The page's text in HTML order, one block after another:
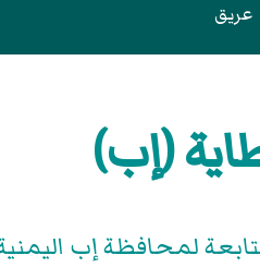
عريق
(إب)
لمحافظة إب